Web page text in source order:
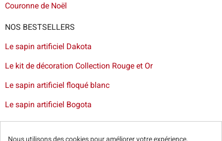
Couronne de Noël
NOS BESTSELLERS
Le sapin artificiel Dakota
Le kit de décoration Collection Rouge et Or
Le sapin artificiel floqué blanc
Le sapin artificiel Bogota
Paris-Livraison de votre sapin à Nantes-Livraison de
Nous utilisons des cookies pour améliorer votre expérience,